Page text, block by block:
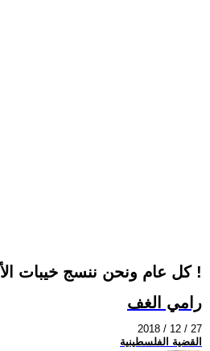
كل عام ونحن ننسج خيبات الأمل !
رامي الغف
2018 / 12 / 27
القضية الفلسطينية